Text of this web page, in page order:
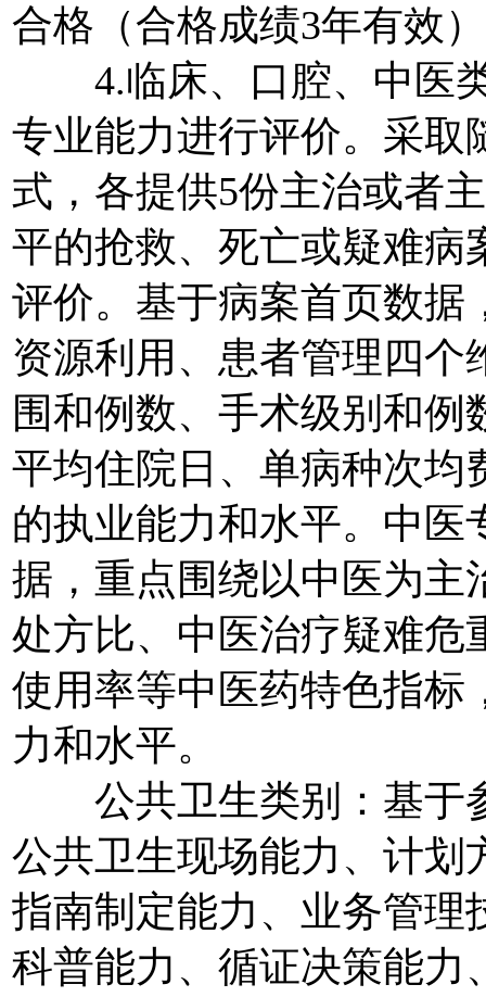
合格（合格成绩3年有效
4.临床、口腔、中医类
专业能力进行评价。采取
式，各提供5份主治或者
平的抢救、死亡或疑难病
评价。基于病案首页数据
资源利用、患者管理四个
围和例数、手术级别和
平均住院日、单病种次均
的执业能力和水平。中医
据，重点围绕以中医为主
处方比、中医治疗疑难危
使用率等中医药特色指标
力和水平。
公共卫生类别：基于
公共卫生现场能力、计划
指南制定能力、业务管理
科普能力、循证决策能力